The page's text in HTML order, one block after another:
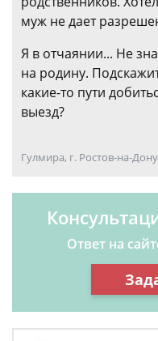
муж не дает
Я в отчаянии... Не
на родину.
какие-то пути
выезд?
Гулмира, г. Ростов-на-Дону
Ответ на